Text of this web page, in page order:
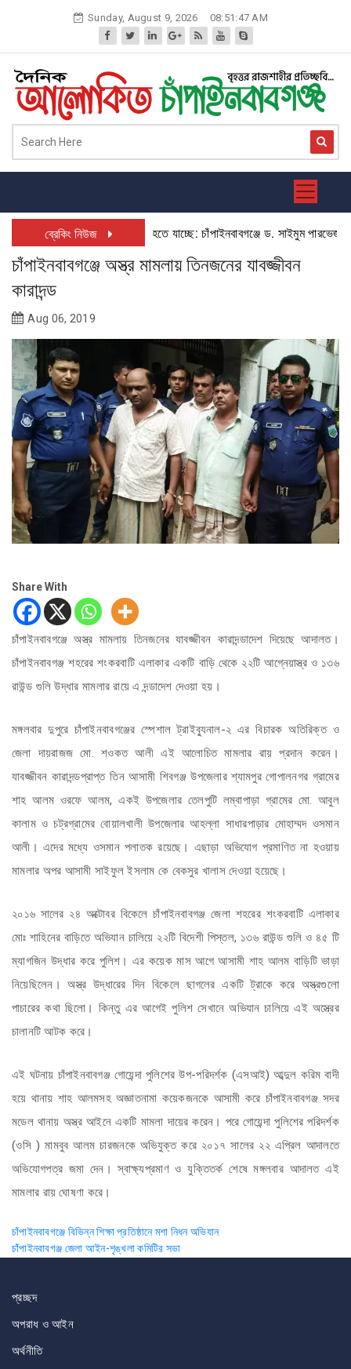
Sunday, August 9, 2026 08:51:47 AM
ব্রেকিং নিউজ
বিশেষ উন্নয়ন প্রকল্প চালু হতে যাচ্ছে: চাঁপাইনবাবগঞ্জে ড. সাইমুম পারভেজ
চাঁপাইনবাবগঞ্জে অস্ত্র মামলায় তিনজনের যাবজ্জীবন
কারাদন্ড
Aug 06, 2019
Share With
চাঁপাইনবাবগঞ্জে অস্ত্র মামলায় তিনজনের যাবজ্জীবন কারাদন্ডাদেশ দিয়েছে আদালত।
চাঁপাইনবাবগঞ্জ শহরের শংকরবাটি এলাকার একটি বাড়ি থেকে ২২টি আগ্নেয়াস্ত্র ও ১৩৬
রাউন্ড গুলি উদ্ধার মামলার রায়ে এ দন্ডাদেশ দেওয়া হয়।
মঙ্গলবার দুপুরে চাঁপাইনবাবগঞ্জের স্পেশাল ট্রাইব্যুনাল-২ এর বিচারক অতিরিক্ত ও
জেলা দায়রাজজ মো. শওকত আলী এই আলোচিত মামলার রায় প্রদান করেন।
যাবজ্জীবন কারাদন্ডপ্রাপ্ত তিন আসামী শিবগঞ্জ উপজেলার শ্যামপুর গোপালনগর গ্রামের
শাহ আলম ওরফে আলম, একই উপজেলার তেলপুটি লম্বাপাড়া গ্রামের মো. আবুল
কালাম ও চট্রগ্রামের বোয়ালখালী উপজেলার আহল্লা সাধারপাড়ার মোহাম্মদ ওসমান
আলী। এদের মধ্যে ওসমান পলাতক রয়েছে। এছাড়া অভিযোগ প্রমাণিত না হওয়ায়
মামলার অপর আসামী সাইফুল ইসলাম কে বেকসুর খালাস দেওয়া হয়েছে।
২০১৬ সালের ২৪ অক্টোবর বিকেলে চাঁপাইনবাবগঞ্জ জেলা শহরের শংকরবাটি এলাকার
মোঃ শাহিনের বাড়িতে অভিযান চালিয়ে ২২টি বিদেশী পিস্তল, ১৩৬ রাউন্ড গুলি ও ৪৫ টি
ম্যাগজিন উদ্ধার করে পুলিশ। এর কয়েক মাস আগে আসামী শাহ আলম বাড়িটি ভাড়া
নিয়েছিলেন। অস্ত্র উদ্ধারের দিন বিকেলে ছাগলের একটি ট্রাকে করে অস্ত্রগুলো
পাচারের কথা ছিলো। কিন্তু এর আগেই পুলিশ সেখানে অভিযান চালিয়ে এই অস্ত্রের
চালানটি আটক করে।
এই ঘটনায় চাঁপাইনবাবগঞ্জ গোয়েন্দা পুলিশের উপ-পরিদর্শক (এসআই) আব্দুল করিম বাদী
হয়ে থানায় শাহ আলমসহ অজ্ঞাতনামা কয়েকজনকে আসামী করে চাঁপাইনবাবগঞ্জ সদর
মডেল থানায় অস্ত্র আইনে একটি মামলা দায়ের করেন। পরে গোয়েন্দা পুলিশের পরিদর্শক
(ওসি ) মামবুব আলম চারজনকে অভিযুক্ত করে ২০১৭ সালের ২২ এপ্রিল আদালতে
অভিযোগপত্র জমা দেন। স্বাক্ষ্যপ্রমাণ ও যুক্তিতর্ক শেষে মঙ্গলবার আদালত এই
মামলার রায় ঘোষণা করে।
Post
navigation
চাঁপাইনবাবগঞ্জে বিভিন্ন শিক্ষা প্রতিষ্ঠানে মশা নিধন অভিযান
চাঁপাইনবাবগঞ্জ জেলা আইন-শৃঙ্খলা কমিটির সভা
প্রচ্ছদ
অপরাধ ও আইন
অর্থনীতি